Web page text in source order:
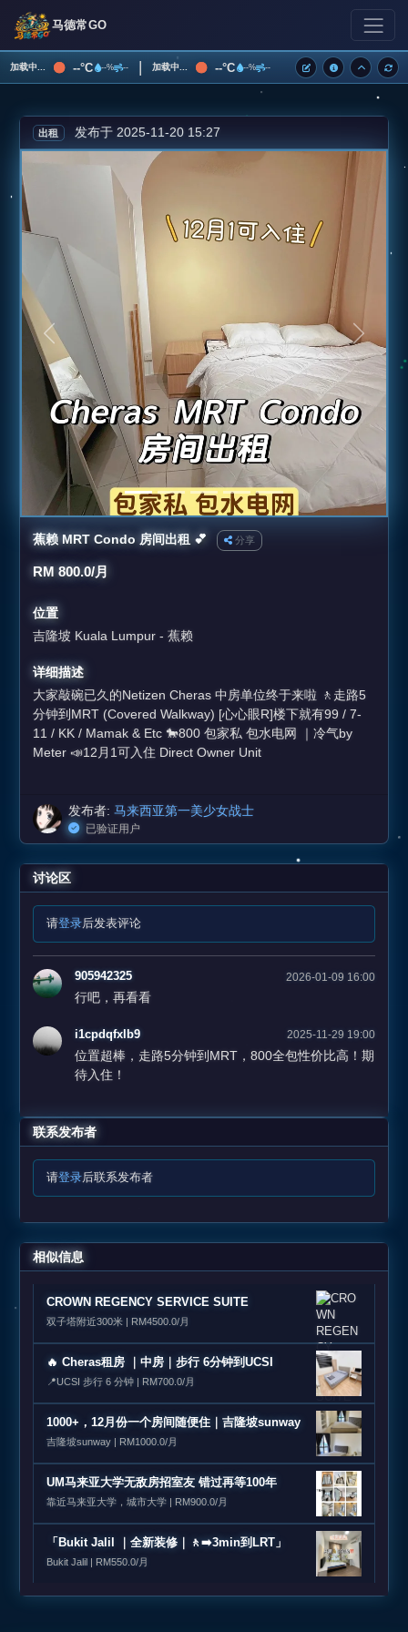
马德常GO
加载中... --°C --% -- | 加载中... --°C --% --
出租 发布于 2025-11-20 15:27
上一张 下一张
蕉赖 MRT Condo 房间出租 💕 分享
RM 800.0/月
位置
吉隆坡 Kuala Lumpur - 蕉赖
详细描述
大家敲碗已久的Netizen Cheras 中房单位终于来啦 🚶走路5
分钟到MRT (Covered Walkway) [心心眼R]楼下就有99 / 7-
11 / KK / Mamak & Etc 🐎800 包家私 包水电网 ｜冷气by
Meter 📣12月1可入住 Direct Owner Unit
发布者: 马来西亚第一美少女战士
已验证用户
讨论区
请登录后发表评论
905942325 2026-01-09 16:00
行吧，再看看
i1cpdqfxlb9 2025-11-29 19:00
位置超棒，走路5分钟到MRT，800全包性价比高！期
待入住！
联系发布者
请登录后联系发布者
相似信息
CROWN REGENCY SERVICE SUITE
双子塔附近300米 | RM4500.0/月
🔥 Cheras租房 ｜中房｜步行 6分钟到UCSI
📍UCSI 步行 6 分钟 | RM700.0/月
1000+，12月份一个房间随便住｜吉隆坡sunway
吉隆坡sunway | RM1000.0/月
UM马来亚大学无敌房招室友 错过再等100年
靠近马来亚大学，城市大学 | RM900.0/月
「Bukit Jalil ｜全新装修｜🚶‍➡️3min到LRT」
Bukit Jalil | RM550.0/月